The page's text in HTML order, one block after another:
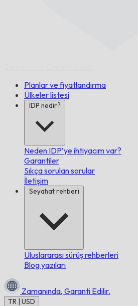
Planlar ve fiyatlandırma
Ülkeler listesi
IDP nedir?
Neden IDP’ye ihtiyacım var?
Garantiler
Sıkça sorulan sorular
İletişim
Seyahat rehberi
Uluslararası sürüş rehberleri
Blog yazıları
Zamanında, Garanti Edilir.
TR | USD